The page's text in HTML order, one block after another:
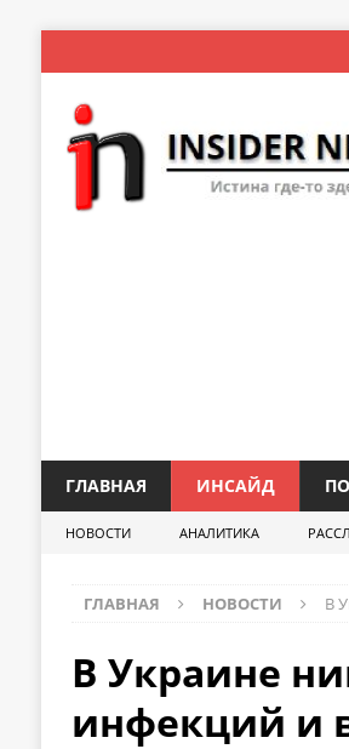
ГЛАВНАЯ ИНСАЙД
НОВОСТИ АНАЛИТИКА
ГЛАВНАЯ НОВОСТИ В
В Украине
инфекций и